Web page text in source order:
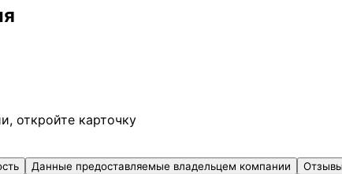
откройте карточку
Данные предоставляемые владельцем компании